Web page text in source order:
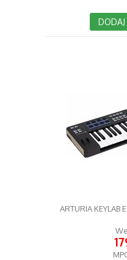
DODAJ
ARTURIA KEYLAB